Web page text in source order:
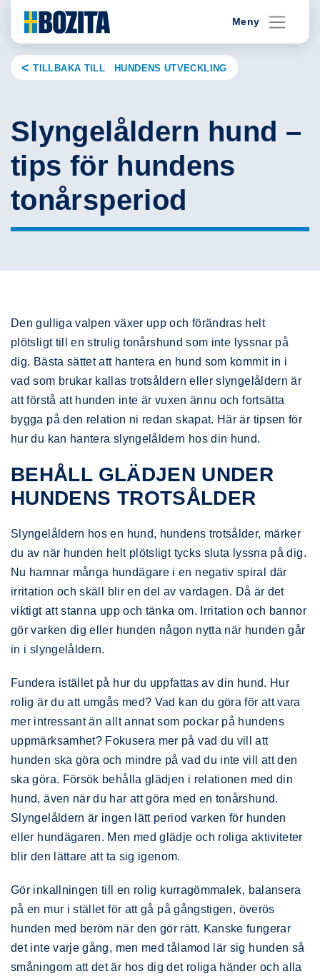
content
Meny
TILLBAKA TILL HUNDENS UTVECKLING
Slyngelåldern hund –
tips för hundens
tonårsperiod
Den gulliga valpen växer upp och förändras helt
plötsligt till en strulig tonårshund som inte lyssnar på
dig. Bästa sättet att hantera en hund som kommit in i
vad som brukar kallas trotsåldern eller slyngelåldern är
att förstå att hunden inte är vuxen ännu och fortsätta
bygga på den relation ni redan skapat. Här är tipsen för
hur du kan hantera slyngelåldern hos din hund.
BEHÅLL GLÄDJEN UNDER
HUNDENS TROTSÅLDER
Slyngelåldern hos en hund, hundens trotsålder, märker
du av när hunden helt plötsligt tycks sluta lyssna på dig.
Nu hamnar många hundägare i en negativ spiral där
irritation och skäll blir en del av vardagen. Då är det
viktigt att stanna upp och tänka om. Irritation och bannor
gör varken dig eller hunden någon nytta när hunden går
in i slyngelåldern.
Fundera istället på hur du uppfattas av din hund. Hur
rolig är du att umgås med? Vad kan du göra för att vara
mer intressant än allt annat som pockar på hundens
uppmärksamhet? Fokusera mer på vad du vill att
hunden ska göra och mindre på vad du inte vill att den
ska göra. Försök behålla glädjen i relationen med din
hund, även när du har att göra med en tonårshund.
Slyngelåldern är ingen lätt period varken för hunden
eller hundägaren. Men med glädje och roliga aktiviteter
blir den lättare att ta sig igenom.
Gör inkallningen till en rolig kurragömmalek, balansera
på en mur i stället för att gå på gångstigen, överös
hunden med beröm när den gör rätt. Kanske fungerar
det inte varje gång, men med tålamod lär sig hunden så
småningom att det är hos dig det roliga händer och alla